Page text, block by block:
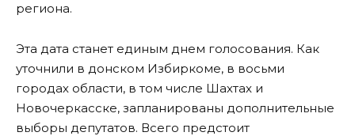
региона.
Эта дата станет единым днем голосования. Как
уточнили в донском Избиркоме, в восьми
городах области, в том числе Шахтах и
Новочеркасске, запланированы дополнительные
выборы депутатов. Всего предстоит